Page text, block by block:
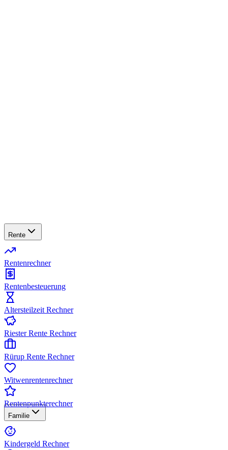
Rente
Rentenrechner
Rentenbesteuerung
Altersteilzeit Rechner
Riester Rente Rechner
Rürup Rente Rechner
Witwenrentenrechner
Rentenpunkterechner
Familie
Kindergeld Rechner